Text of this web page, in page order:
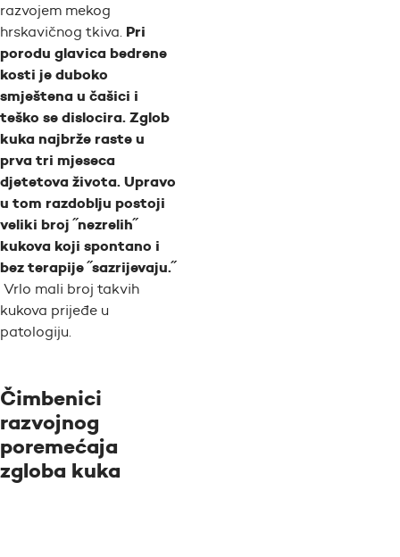
razvojem mekog
hrskavičnog tkiva. Pri
porodu glavica bedrene
kosti je duboko
smještena u čašici i
teško se dislocira. Zglob
kuka najbrže raste u
prva tri mjeseca
djetetova života.Upravo
u tom razdoblju postoji
veliki broj ˝nezrelih˝
kukova koji spontano i
bez terapije ˝sazrijevaju.˝
Vrlo mali broj takvih
kukova prijeđe u
patologiju.
Čimbenici
razvojnog
poremećaja
zgloba kuka